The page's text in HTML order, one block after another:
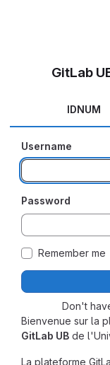
Bienvenue sur la
GitLab UB de
La plateforme
GitLab
IDNUM
Username
Password
Remember me
Don't